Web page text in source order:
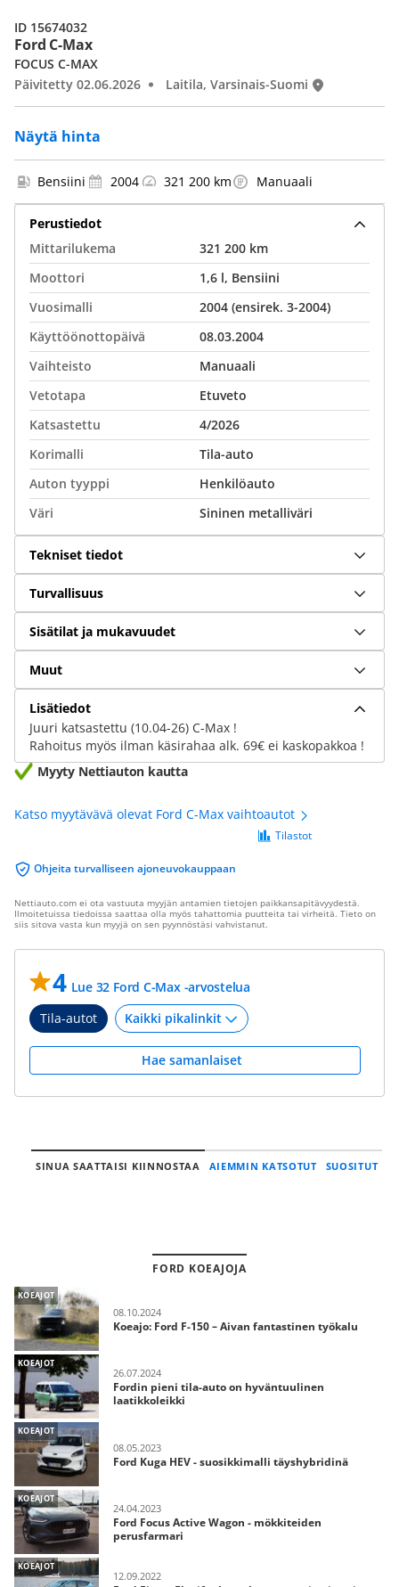
Ford C-Max
Näytä hinta
FOCUS C-MAX
Päivitetty 02.06.2026
Laitila, Varsinais-Suomi
ID 15674032
Bensiini 2004 321 200 km Manuaali
Perustiedot
Mittarilukema
321 200 km
Moottori
1,6 l, Bensiini
Vuosimalli
2004 (ensirek. 3-2004)
Käyttöönottopäivä
08.03.2004
Vaihteisto
Manuaali
Vetotapa
Etuveto
Katsastettu
4/2026
Korimalli
Tila-auto
Auton tyyppi
Henkilöauto
Väri
Sininen metalliväri
Tekniset tiedot
Turvallisuus
Sisätilat ja mukavuudet
Muut
Lisätiedot
Juuri katsastettu (10.04-26) C-Max !
Rahoitus myös ilman käsirahaa alk. 69€ ei kaskopakkoa !
Myyty Nettiauton kautta
Katso myytävävä olevat Ford C-Max vaihtoautot
Ohjeita turvalliseen ajoneuvokauppaan
Tilastot
Nettiauto.com ei ota vastuuta myyjän antamien tietojen paikkansapitävyydestä.
Ilmoitetuissa tiedoissa saattaa olla myös tahattomia puutteita tai virheitä. Tieto on
siis sitova vasta kun myyjä on sen pyynnöstäsi vahvistanut.
4 Lue 32 Ford C-Max -arvostelua
Tila-autot
Hae samanlaiset
SINUA SAATTAISI KIINNOSTAA AIEMMIN KATSOTUT SUOSITUT
FORD KOEAJOJA
KOEAJOT
08.10.2024
Koeajo: Ford F-150 – Aivan fantastinen työkalu
KOEAJOT
26.07.2024
Fordin pieni tila-auto on hyväntuulinen
laatikkoleikki
KOEAJOT
08.05.2023
Ford Kuga HEV - suosikkimalli täyshybridinä
KOEAJOT
24.04.2023
Ford Focus Active Wagon - mökkiteiden
perusfarmari
KOEAJOT
12.09.2022